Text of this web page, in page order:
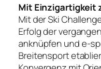
Mit Einzigartigkeit
Mit der Ski
Erfolg der
anknüpfen und e-
Breitensport